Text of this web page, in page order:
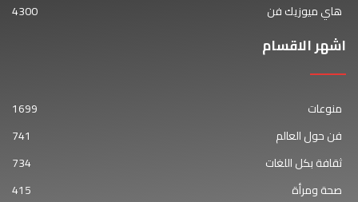
هاي ميوزيك فن
4300
اشهر الاقسام
منوعات
1699
فن حول العالم
741
ثقافة بكل اللغات
734
صحة ومرأة
415